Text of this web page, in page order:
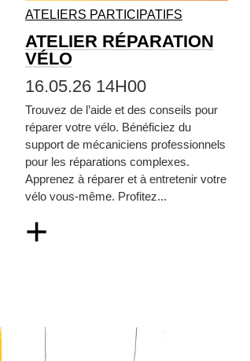
ATELIERS PARTICIPATIFS
ATELIER RÉPARATION
VÉLO
16.05.26 14H00
Trouvez de l’aide et des conseils pour
réparer votre vélo. Bénéficiez du
support de mécaniciens professionnels
pour les réparations complexes.
Apprenez à réparer et à entretenir votre
vélo vous‑même. Profitez...
+